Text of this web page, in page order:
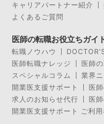
キャリアパートナー紹介
よくあるご質問
医師の転職お役立ちガイ
転職ノウハウ
医師転職ナレッジ
医師
スペシャルコラム
業界
開業医支援サポート
医
求人のお知らせ代行
医
開業医支援サポート ご利